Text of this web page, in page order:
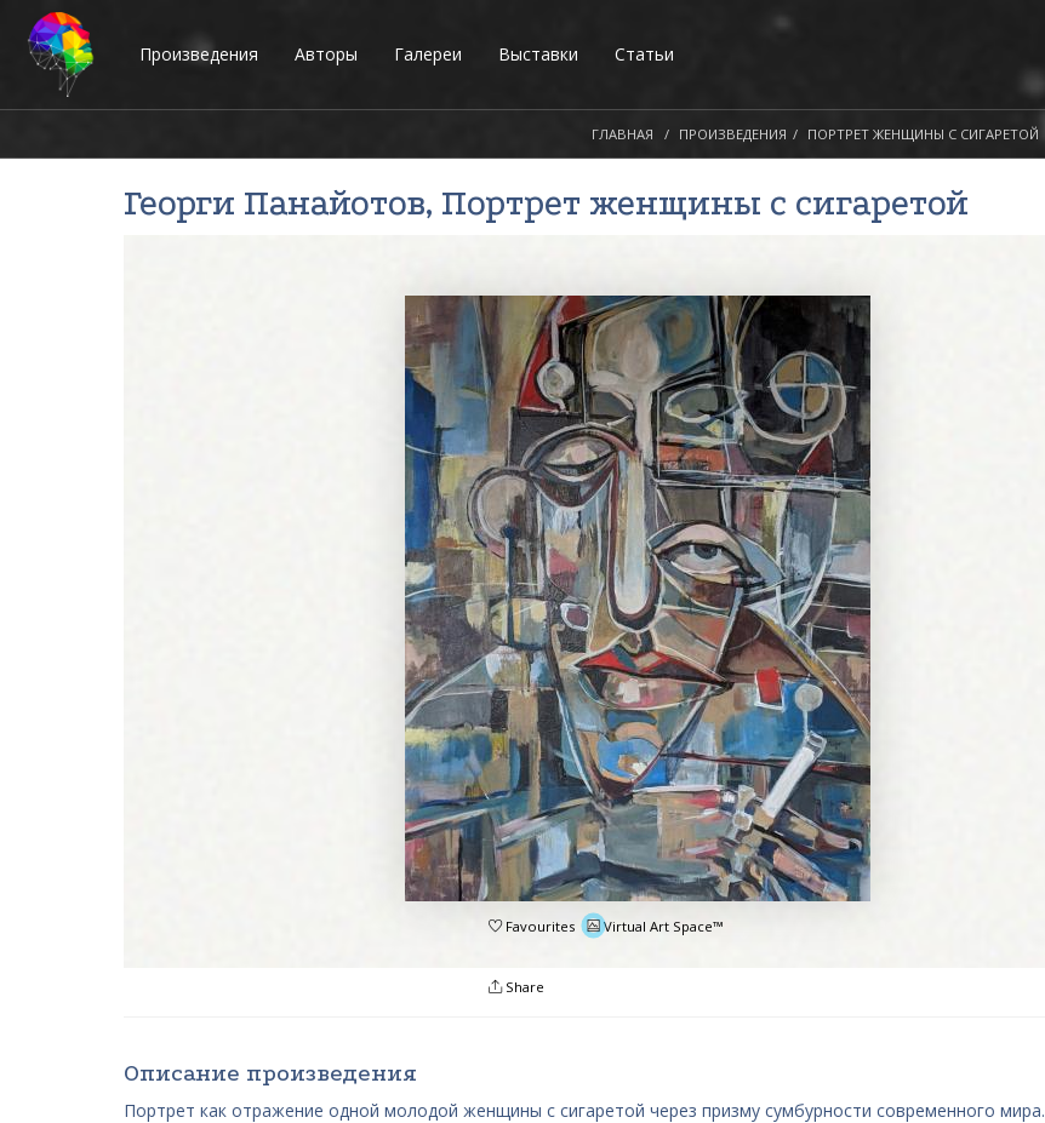
Произведения Авторы Галереи Выставки Статьи
ГЛАВНАЯ ПРОИЗВЕДЕНИЯ ПОРТРЕТ ЖЕНЩИНЫ С СИГАРЕТОЙ
Георги Панайотов, Портрет женщины с сигаретой
Favourites Virtual Art Space™
Share
Описание произведения
Портрет как отражение одной молодой женщины с сигаретой через призму сумбурности современного мира.